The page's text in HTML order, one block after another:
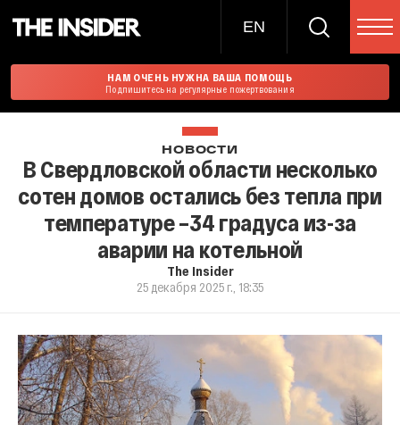
EN
НАМ ОЧЕНЬ НУЖНА ВАША ПОМОЩЬ
Подпишитесь на регулярные пожертвования
НОВОСТИ
В Свердловской области несколько
сотен домов остались без тепла при
температуре –34 градуса из-за
аварии на котельной
The Insider
25 декабря 2025 г., 18:35